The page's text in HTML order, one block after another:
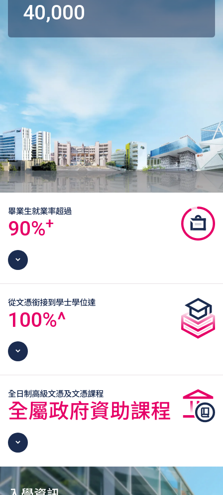
40,000
畢業生就業率超過
90%+
從文憑銜接到學士學位達
100%^
全日制高級文憑及文憑課程
全屬政府資助課程